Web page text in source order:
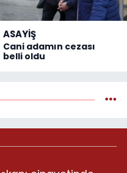
ASAYİŞ
Cani adamın cezası
belli oldu